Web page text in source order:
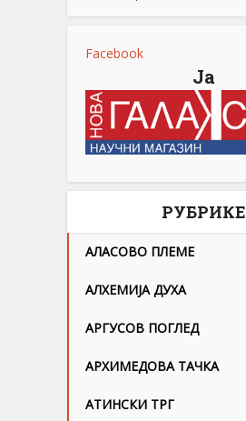
Facebook
Ја
РУБРИКЕ
АЛАСОВО ПЛЕМЕ
АЛХЕМИЈА ДУХА
АРГУСОВ ПОГЛЕД
АРХИМЕДОВА ТАЧКА
АТИНСКИ ТРГ